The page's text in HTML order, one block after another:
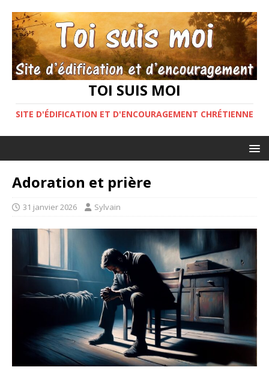
TOI SUIS MOI
SITE D'ÉDIFICATION ET D'ENCOURAGEMENT CHRÉTIENNE
Adoration et prière
31 janvier 2026 Sylvain